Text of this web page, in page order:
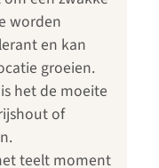
worden
en kan
groeien.
het de moeite
of
teelt moment